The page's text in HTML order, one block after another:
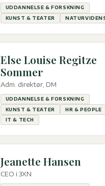
UDDANNELSE & FORSKNING
KUNST & TEATER
Else Louise Regitze
Sommer
Adm. direktør, DM
UDDANNELSE & FORSKNING
KUNST & TEATER
HR & PEOPLE
IT & TECH
Jeanette Hansen
CEO i 3XN